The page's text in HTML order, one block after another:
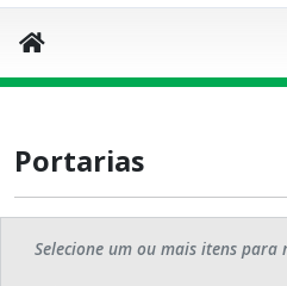
Portarias
Selecione um ou mais itens para